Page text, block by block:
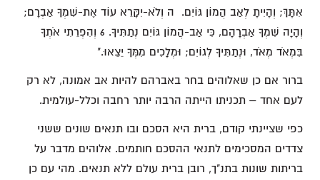
אִתָּךְ; וְהָיִיתָ לְאַב הֲמוֹן גּוֹיִם. ה וְלֹא-יִקָּרֵא עוֹד אֶת-שִׁמְךָ אַבְרָם;
וְהָיָה שִׁמְךָ אַבְרָהָם, כִּי אַב-הֲמוֹן גּוֹיִם נְתַתִּיךָ. 6 וְהִפְרֵתִי אֹתְךָ
בִּמְאֹד מְאֹד, וּנְתַתִּיךָ לְגוֹיִם; וּמְלָכִים מִמְּךָ יֵצֵאוּ."
ברור אם כן שאלוהים בחר באברהם להיות אב אמונה, לא רק
לעם אחד – תכניתו הייתה הרבה יותר רחבה וכלל-עולמית.
כפי שציינתי קודם, ברית היא הסכם ובו תנאים שונים ששני
צדדים המסכימים לתנאי ההסכם חותמים. אלוהים מדבר על
בריתות שונות בתנ"ך, רובן ברית עולם ללא תנאים. מהי עם כן